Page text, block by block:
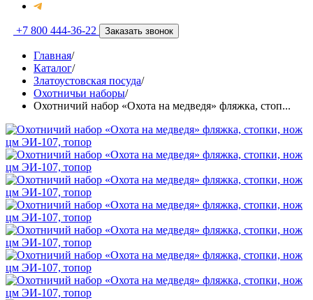
+7 800 444-36-22 Заказать звонок
Главная/
Каталог/
Златоустовская посуда/
Охотничьи наборы/
Охотничий набор «Охота на медведя» фляжка, стоп...